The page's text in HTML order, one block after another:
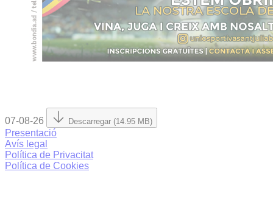
07-08-26 Descarregar (14.95 MB)
Presentació
Avís legal
Política de Privacitat
Política de Cookies